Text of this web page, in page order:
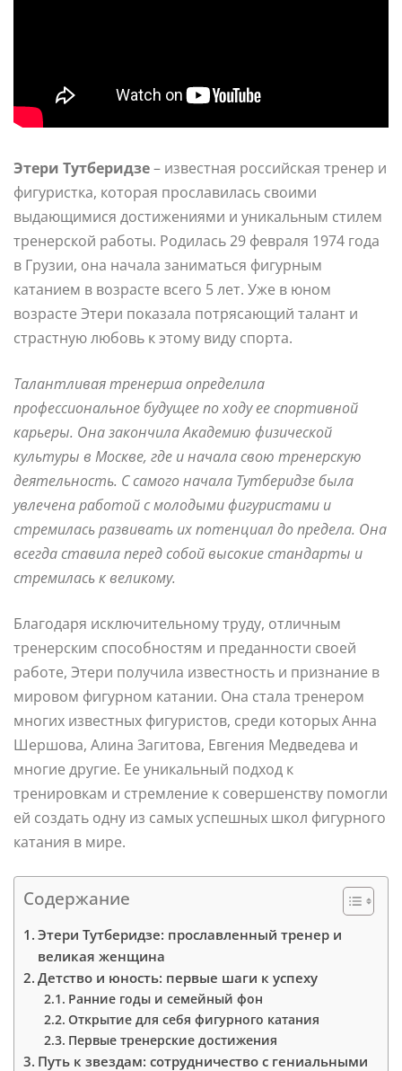
Этери Тутберидзе– известная российская тренер и
фигуристка, которая прославилась своими
выдающимися достижениями и уникальным стилем
тренерской работы. Родилась 29 февраля 1974 года
в Грузии, она начала заниматься фигурным
катанием в возрасте всего 5 лет. Уже в юном
возрасте Этери показала потрясающий талант и
страстную любовь к этому виду спорта.
Талантливая тренерша определила
профессиональное будущее по ходу ее спортивной
карьеры. Она закончила Академию физической
культуры в Москве, где и начала свою тренерскую
деятельность. С самого начала Тутберидзе была
увлечена работой с молодыми фигуристами и
стремилась развивать их потенциал до предела. Она
всегда ставила перед собой высокие стандарты и
стремилась к великому.
Благодаря исключительному труду, отличным
тренерским способностям и преданности своей
работе, Этери получила известность и признание в
мировом фигурном катании. Она стала тренером
многих известных фигуристов, среди которых Анна
Шершова, Алина Загитова, Евгения Медведева и
многие другие. Ее уникальный подход к
тренировкам и стремление к совершенству помогли
ей создать одну из самых успешных школ фигурного
катания в мире.
Содержание
Этери Тутберидзе: прославленный тренер и
великая женщина
Детство и юность: первые шаги к успеху
Ранние годы и семейный фон
Открытие для себя фигурного катания
Первые тренерские достижения
Путь к звездам: сотрудничество с гениальными